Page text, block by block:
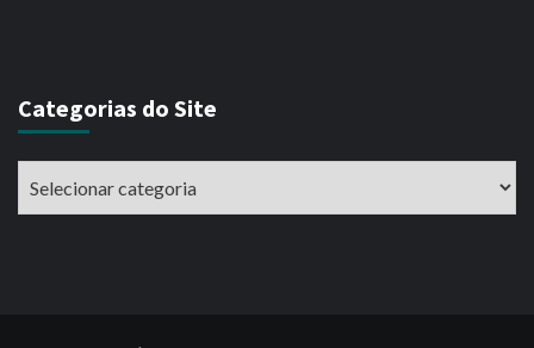
Categorias do Site